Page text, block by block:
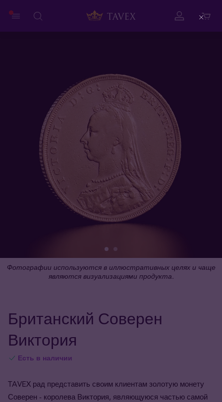
Фотографии используются в иллюстративных целях и чаще
являются визуализациями продукта.
Британский Соверен
Виктория
Есть в наличии
TAVEX рад представить своим клиентам золотую монету
Соверен - королева Виктория, являющуюся частью самой
Close